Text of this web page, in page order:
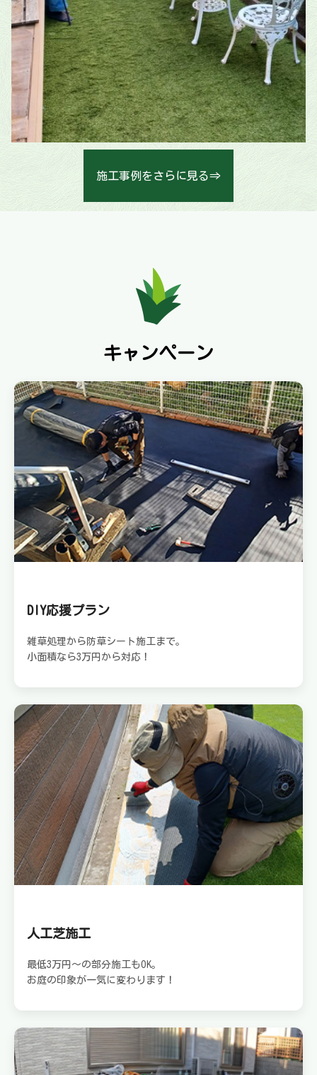
施工事例をさらに見る⇒
キャンペーン
DIY応援プラン
雑草処理から防草シート施工まで。
小面積なら3万円から対応！
人工芝施工
最低3万円～の部分施工もOK。
お庭の印象が一気に変わります！